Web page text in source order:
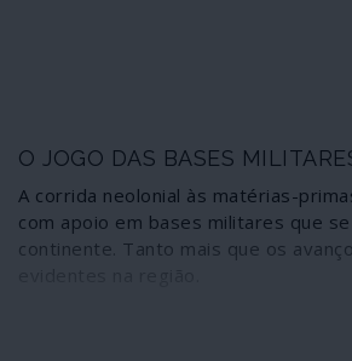
O JOGO DAS BASES
A corrida neolonial às matérias-
com apoio em bases militares que
continente. Tanto mais que os